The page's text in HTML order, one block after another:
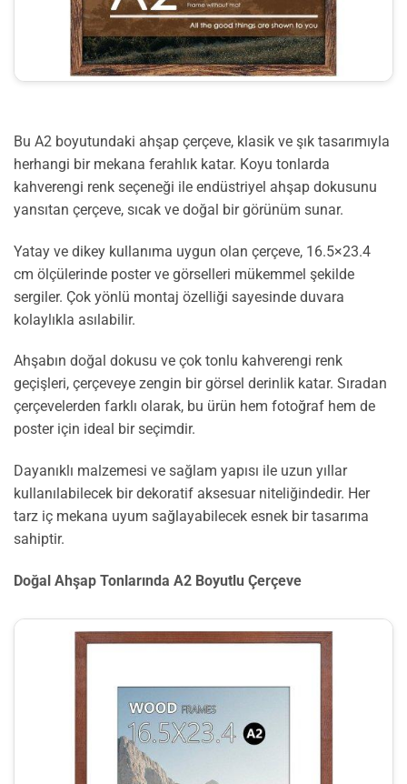
Bu A2 boyutundaki ahşap çerçeve, klasik ve şık tasarımıyla
herhangi bir mekana ferahlık katar. Koyu tonlarda
kahverengi renk seçeneği ile endüstriyel ahşap dokusunu
yansıtan çerçeve, sıcak ve doğal bir görünüm sunar.
Yatay ve dikey kullanıma uygun olan çerçeve, 16.5×23.4
cm ölçülerinde poster ve görselleri mükemmel şekilde
sergiler. Çok yönlü montaj özelliği sayesinde duvara
kolaylıkla asılabilir.
Ahşabın doğal dokusu ve çok tonlu kahverengi renk
geçişleri, çerçeveye zengin bir görsel derinlik katar. Sıradan
çerçevelerden farklı olarak, bu ürün hem fotoğraf hem de
poster için ideal bir seçimdir.
Dayanıklı malzemesi ve sağlam yapısı ile uzun yıllar
kullanılabilecek bir dekoratif aksesuar niteliğindedir. Her
tarz iç mekana uyum sağlayabilecek esnek bir tasarıma
sahiptir.
Doğal Ahşap Tonlarında A2 Boyutlu Çerçeve